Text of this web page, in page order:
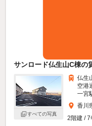
サンロード仏生山C棟の
すべての写真
仏生
空港
一宮
香川
2階建 / 7